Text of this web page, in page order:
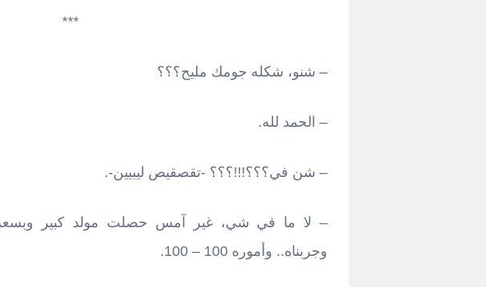
***
– شنو، شكله جومك مليح؟؟؟
– الحمد لله.
– شن في؟؟؟!!!؟؟؟ -تقصقيص ليبيين-.
– لا ما في شي، غير آمس حصلت مولد كبير وبسعر
وجربناه.. وأموره 100 – 100.